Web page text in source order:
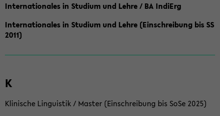
Internationales in Studium und Lehre / BA IndiErg
Internationales in Studium und Lehre (Einschreibung bis SS
2011)
K
Klinische Linguistik / Master (Einschreibung bis SoSe 2025)